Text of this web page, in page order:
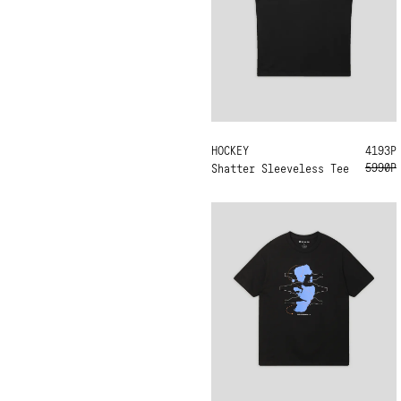
HOCKEY
Shatter Sleeveless Tee
L XL
4193Р
5990Р